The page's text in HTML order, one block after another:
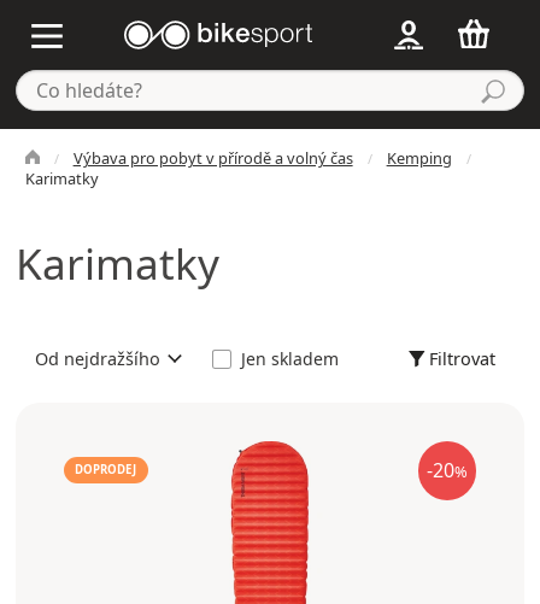
Výbava pro pobyt v přírodě a volný čas
Kemping
Karimatky
Karimatky
Od nejdražšího Jen skladem Filtrovat
-20%
DOPRODEJ